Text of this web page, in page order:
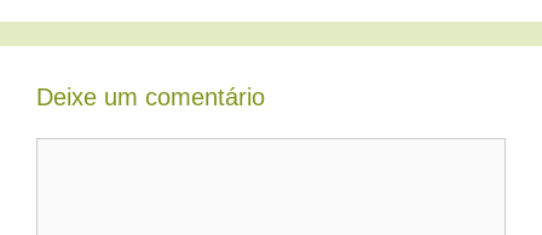
Deixe um comentário